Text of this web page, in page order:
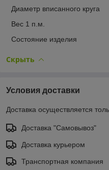
Диаметр вписанного круга
Вес 1 п.м.
Состояние изделия
Скрыть
Условия доставки
Доставка осуществляется
Доставка "Самовывоз"
Доставка курьером
Транспортная компания